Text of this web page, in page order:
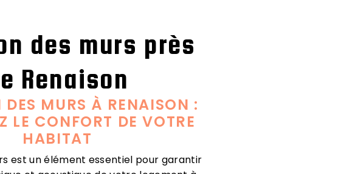
des murs près
Renaison
MURS À RENAISON :
LE CONFORT DE VOTRE
HABITAT
est un élément essentiel pour garantir